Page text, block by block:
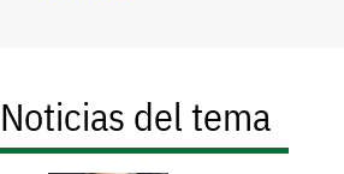
Noticias del tema